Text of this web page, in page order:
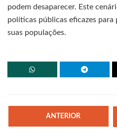
podem desaparecer. Este
políticas públicas eficazes para
suas populações.
ANTERIOR